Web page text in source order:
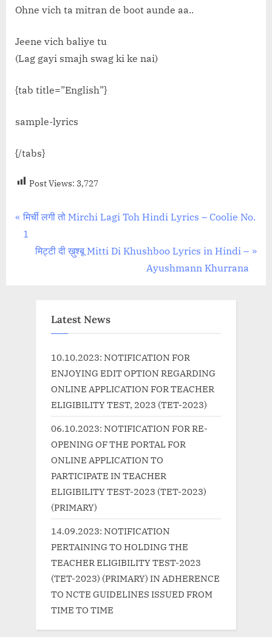
Ohne vich ta mitran de boot aunde aa..
Jeene vich baliye tu
(Lag gayi smajh swag ki ke nai)
{tab title=”English”}
sample-lyrics
{/tabs}
Post Views: 3,727
Post
navigation
P
r
मिर्ची लगी तो Mirchi Lagi Toh Hindi Lyrics – Coolie No.
1
N
मिट्टी दी ख़ुश्बू Mitti Di Khushboo Lyrics in Hindi –
Ayushmann Khurrana
Latest News
10.10.2023: NOTIFICATION FOR
ENJOYING EDIT OPTION REGARDING
ONLINE APPLICATION FOR TEACHER
ELIGIBILITY TEST, 2023 (TET-2023)
06.10.2023: NOTIFICATION FOR RE-
OPENING OF THE PORTAL FOR
ONLINE APPLICATION TO
PARTICIPATE IN TEACHER
ELIGIBILITY TEST-2023 (TET-2023)
(PRIMARY)
14.09.2023: NOTIFICATION
PERTAINING TO HOLDING THE
TEACHER ELIGIBILITY TEST-2023
(TET-2023) (PRIMARY) IN ADHERENCE
TO NCTE GUIDELINES ISSUED FROM
TIME TO TIME